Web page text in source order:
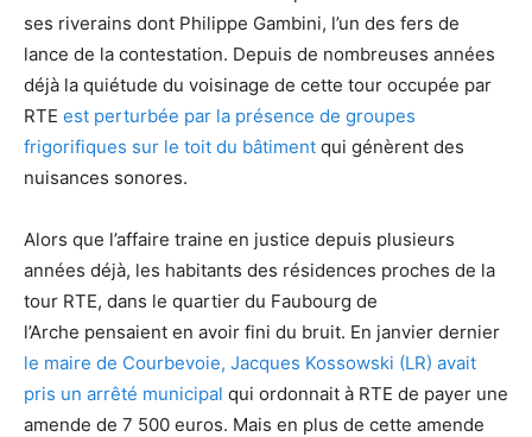
ses riverains dont Philippe Gambini, l’un des fers de
lance de la contestation. Depuis de nombreuses années
déjà la quiétude du voisinage de cette tour occupée par
RTE est perturbée par la présence de groupes
frigorifiques sur le toit du bâtiment qui génèrent des
nuisances sonores.
Alors que l’affaire traine en justice depuis plusieurs
années déjà, les habitants des résidences proches de la
tour RTE, dans le quartier du Faubourg de
l’Arche pensaient en avoir fini du bruit. En janvier dernier
le maire de Courbevoie, Jacques Kossowski (LR) avait
pris un arrêté municipal qui ordonnait à RTE de payer une
amende de 7 500 euros. Mais en plus de cette amende